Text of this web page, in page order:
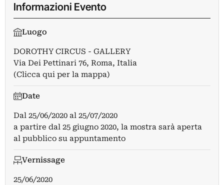
Informazioni Evento
Luogo
DOROTHY CIRCUS - GALLERY
Via Dei Pettinari 76, Roma, Italia
(Clicca qui per la mappa)
Date
Dal 25/06/2020 al 25/07/2020
a partire dal 25 giugno 2020, la mostra sarà aperta
al pubblico su appuntamento
Vernissage
25/06/2020